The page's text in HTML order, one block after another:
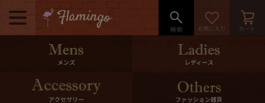
メニュー
500pt＆10％Offクーポンプレゼン
10％0ffクーポンプレゼント
メンズ レディース
アクセサリー ファッション雑貨